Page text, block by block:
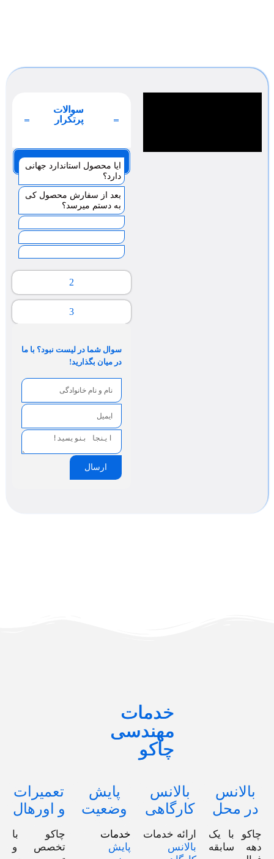
سوالات
پرتکرار
صفحه 1
2
3
ایا محصول استاندارد جهانی
دارد؟
بعد از سفارش محصول کی
به دستم میرسد؟
سوال شما در لیست نبود؟ با ما
در میان بگذارید!
ارسال
خدمات
مهندسی
چاکو
بالانس
در محل
چاکو با یک
دهه سابقه‌
بالانس
کارگاهی
ارائه خدمات
بالانس
پایش
وضعیت
خدمات
پایش
تعمیرات
و اورهال
چاکو با
تخصص و